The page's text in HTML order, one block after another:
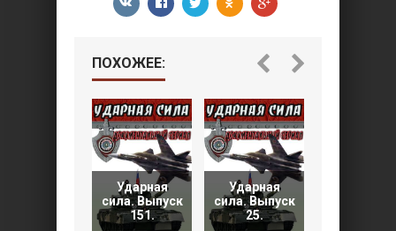
ПОХОЖЕЕ:
Ударная
сила. Выпуск
151.
Ударная
сила. Выпуск
25.